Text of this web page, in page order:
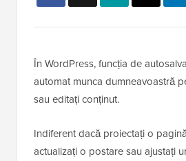
În WordPress, funcția de
automat munca dumneavoastră
sau editați conținut.
Indiferent dacă proiectați o
actualizați o postare sau ajustați